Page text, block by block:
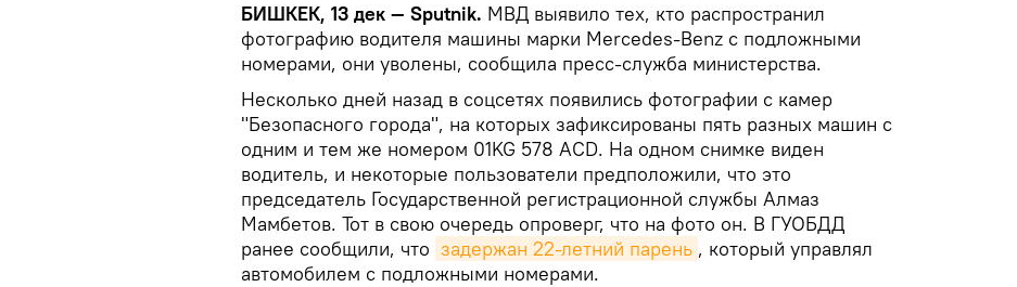
БИШКЕК, 13 дек — Sputnik. МВД выявило тех, кто распространил
фотографию водителя машины марки Mercedes-Benz с подложными
номерами, они уволены, сообщила пресс-служба министерства.
Несколько дней назад в соцсетях появились фотографии с камер
"Безопасного города", на которых зафиксированы пять разных машин с
одним и тем же номером 01KG 578 ACD. На одном снимке виден
водитель, и некоторые пользователи предположили, что это
председатель Государственной регистрационной службы Алмаз
Мамбетов. Тот в свою очередь опроверг, что на фото он. В ГУОБДД
ранее сообщили, что задержан 22-летний парень , который управлял
автомобилем с подложными номерами.